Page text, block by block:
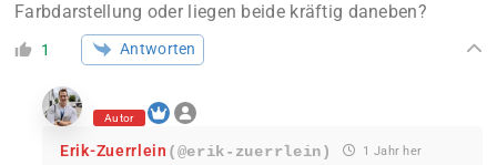
Farbdarstellung oder liegen beide kräftig daneben?
1 Antworten
Autor
Erik-Zuerrlein (@erik-zuerrlein) 1 Jahr her